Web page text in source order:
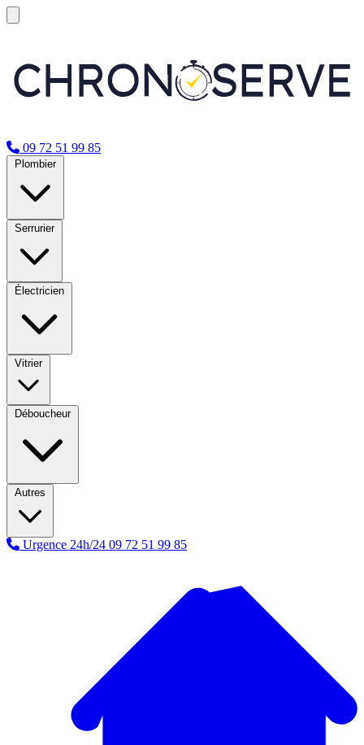
09 72 51 99 85
Plombier
Serrurier
Électricien
Vitrier
Déboucheur
Autres
Urgence 24h/24 09 72 51 99 85